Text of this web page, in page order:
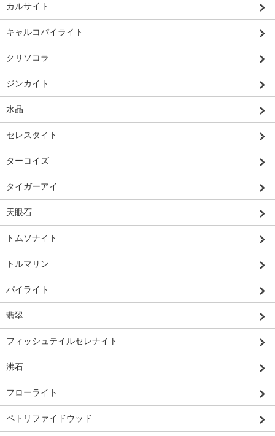
カルサイト
キャルコパイライト
クリソコラ
ジンカイト
水晶
セレスタイト
ターコイズ
タイガーアイ
天眼石
トムソナイト
トルマリン
パイライト
翡翠
フィッシュテイルセレナイト
沸石
フローライト
ペトリファイドウッド